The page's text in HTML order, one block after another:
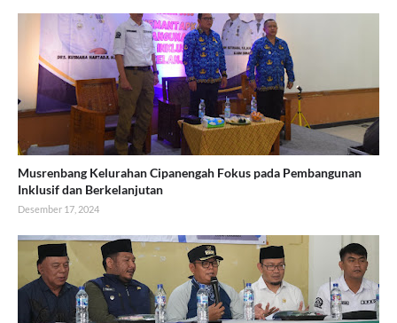
Musrenbang Kelurahan Cipanengah Fokus pada Pembangunan
Inklusif dan Berkelanjutan
Desember 17, 2024